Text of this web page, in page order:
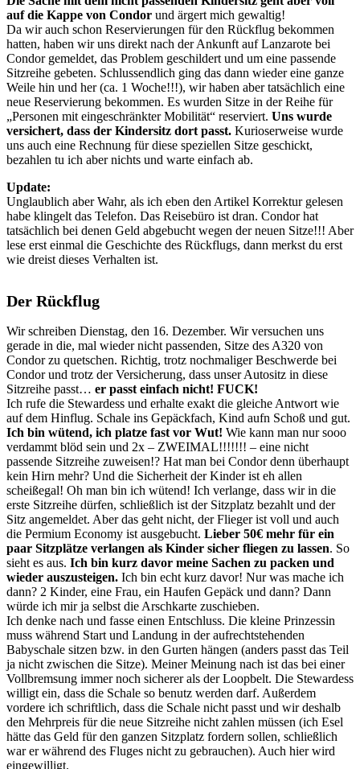
auf die Kappe von Condor und ärgert mich gewaltig!
Da wir auch schon Reservierungen für den Rückflug bekommen
hatten, haben wir uns direkt nach der Ankunft auf Lanzarote bei
Condor gemeldet, das Problem geschildert und um eine passende
Sitzreihe gebeten. Schlussendlich ging das dann wieder eine ganze
Weile hin und her (ca. 1 Woche!!!), wir haben aber tatsächlich eine
neue Reservierung bekommen. Es wurden Sitze in der Reihe für
„Personen mit eingeschränkter Mobilität“ reserviert. Uns wurde
versichert, dass der Kindersitz dort passt. Kurioserweise wurde
uns auch eine Rechnung für diese speziellen Sitze geschickt,
bezahlen tu ich aber nichts und warte einfach ab.
Update:
Unglaublich aber Wahr, als ich eben den Artikel Korrektur gelesen
habe klingelt das Telefon. Das Reisebüro ist dran. Condor hat
tatsächlich bei denen Geld abgebucht wegen der neuen Sitze!!! Aber
lese erst einmal die Geschichte des Rückflugs, dann merkst du erst
wie dreist dieses Verhalten ist.
Der Rückflug
Wir schreiben Dienstag, den 16. Dezember. Wir versuchen uns
gerade in die, mal wieder nicht passenden, Sitze des A320 von
Condor zu quetschen. Richtig, trotz nochmaliger Beschwerde bei
Condor und trotz der Versicherung, dass unser Autositz in diese
Sitzreihe passt… er passt einfach nicht! FUCK!
Ich rufe die Stewardess und erhalte exakt die gleiche Antwort wie
auf dem Hinflug. Schale ins Gepäckfach, Kind aufn Schoß und gut.
Ich bin wütend, ich platze fast vor Wut! Wie kann man nur sooo
verdammt blöd sein und 2x – ZWEIMAL!!!!!!! – eine nicht
passende Sitzreihe zuweisen!? Hat man bei Condor denn überhaupt
kein Hirn mehr? Und die Sicherheit der Kinder ist eh allen
scheißegal! Oh man bin ich wütend! Ich verlange, dass wir in die
erste Sitzreihe dürfen, schließlich ist der Sitzplatz bezahlt und der
Sitz angemeldet. Aber das geht nicht, der Flieger ist voll und auch
die Permium Economy ist ausgebucht. Lieber 50€ mehr für ein
paar Sitzplätze verlangen als Kinder sicher fliegen zu lassen. So
sieht es aus. Ich bin kurz davor meine Sachen zu packen und
wieder auszusteigen. Ich bin echt kurz davor! Nur was mache ich
dann? 2 Kinder, eine Frau, ein Haufen Gepäck und dann? Dann
würde ich mir ja selbst die Arschkarte zuschieben.
Ich denke nach und fasse einen Entschluss. Die kleine Prinzessin
muss während Start und Landung in der aufrechtstehenden
Babyschale sitzen bzw. in den Gurten hängen (anders passt das Teil
ja nicht zwischen die Sitze). Meiner Meinung nach ist das bei einer
Vollbremsung immer noch sicherer als der Loopbelt. Die Stewardess
willigt ein, dass die Schale so benutz werden darf. Außerdem
vordere ich schriftlich, dass die Schale nicht passt und wir deshalb
den Mehrpreis für die neue Sitzreihe nicht zahlen müssen (ich Esel
hätte das Geld für den ganzen Sitzplatz fordern sollen, schließlich
war er während des Fluges nicht zu gebrauchen). Auch hier wird
eingewilligt.